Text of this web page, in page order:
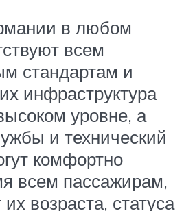
в любом
всем
стандартам и
инфраструктура
уровне, а
и технический
комфортно
всем пассажирам,
возраста, статуса